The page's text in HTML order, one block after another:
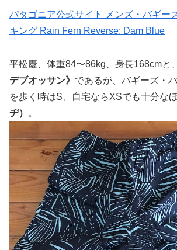
パタゴニア公式サイト メンズ・バギー
キング Rain Fern Reverse: Dam Blue
平松慶、体重84〜86kg、身長168cmと
デブオッサン》 であるが、バギーズ・
を歩く時はS、自宅ならXSでも十分な
ヂ）
。